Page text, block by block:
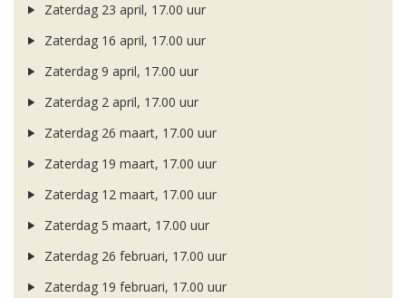
Zaterdag 23 april, 17.00 uur
Zaterdag 16 april, 17.00 uur
Zaterdag 9 april, 17.00 uur
Zaterdag 2 april, 17.00 uur
Zaterdag 26 maart, 17.00 uur
Zaterdag 19 maart, 17.00 uur
Zaterdag 12 maart, 17.00 uur
Zaterdag 5 maart, 17.00 uur
Zaterdag 26 februari, 17.00 uur
Zaterdag 19 februari, 17.00 uur